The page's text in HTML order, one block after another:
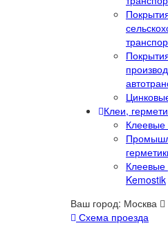
Клеи,
Клеевые
Kemostik
Ваш город: Москва
Схема проезда